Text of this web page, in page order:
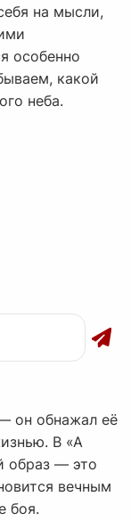
на мысли,
особенно
какой
неба.
он обнажал её
В «А
образ — это
вечным
боя.